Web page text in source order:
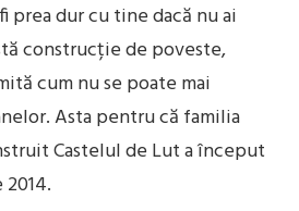
prea dur cu tine dacă nu ai
construcție de poveste,
cum nu se poate mai
Asta pentru că familia
Castelul de Lut a început